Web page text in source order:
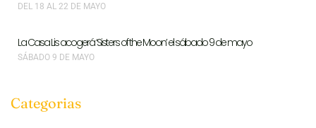
DEL 18 AL 22 DE MAYO
La Casa Lis acogerá ‘Sisters of the Moon’ el sábado 9 de mayo
SÁBADO 9 DE MAYO
Categorias